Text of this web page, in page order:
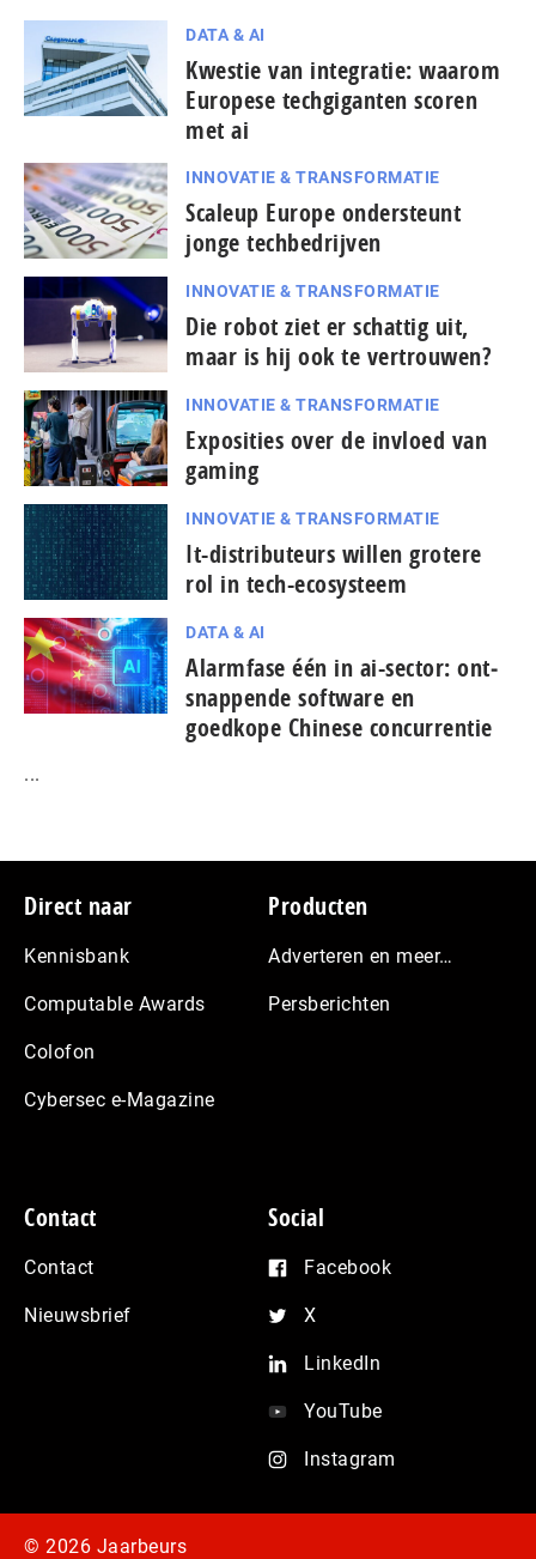
DATA & AI
Kwestie van integratie: waarom
Europese techgiganten scoren
met ai
INNOVATIE & TRANSFORMATIE
Scaleup Europe ondersteunt
jonge techbedrijven
INNOVATIE & TRANSFORMATIE
Die robot ziet er schattig uit,
maar is hij ook te vertrouwen?
INNOVATIE & TRANSFORMATIE
Exposities over de invloed van
gaming
INNOVATIE & TRANSFORMATIE
It-dis­tri­bu­teurs willen grotere
rol in tech-ecosysteem
DATA & AI
Alarmfase één in ai-sector: ont­
snap­pen­de software en
goedkope Chinese con­cur­ren­tie
...
Footer
Direct naar
Kennisbank
Computable Awards
Colofon
Cybersec e-Magazine
Producten
Adverteren en meer…
Persberichten
Contact
Contact
Nieuwsbrief
Social
Facebook
X
LinkedIn
YouTube
Instagram
© 2026 Jaarbeurs